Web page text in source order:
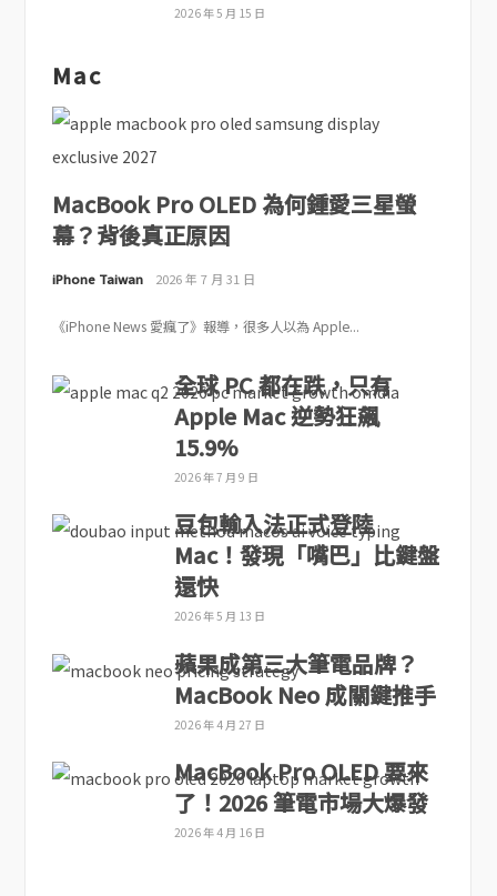
2026 年 5 月 15 日
Mac
MacBook Pro OLED 為何鍾愛三星螢
幕？背後真正原因
iPhone Taiwan 2026 年 7 月 31 日
《iPhone News 愛瘋了》報導，很多人以為 Apple...
全球 PC 都在跌，只有
Apple Mac 逆勢狂飆
15.9%
2026 年 7 月 9 日
豆包輸入法正式登陸
Mac！發現「嘴巴」比鍵盤
還快
2026 年 5 月 13 日
蘋果成第三大筆電品牌？
MacBook Neo 成關鍵推手
2026 年 4 月 27 日
MacBook Pro OLED 要來
了！2026 筆電市場大爆發
2026 年 4 月 16 日